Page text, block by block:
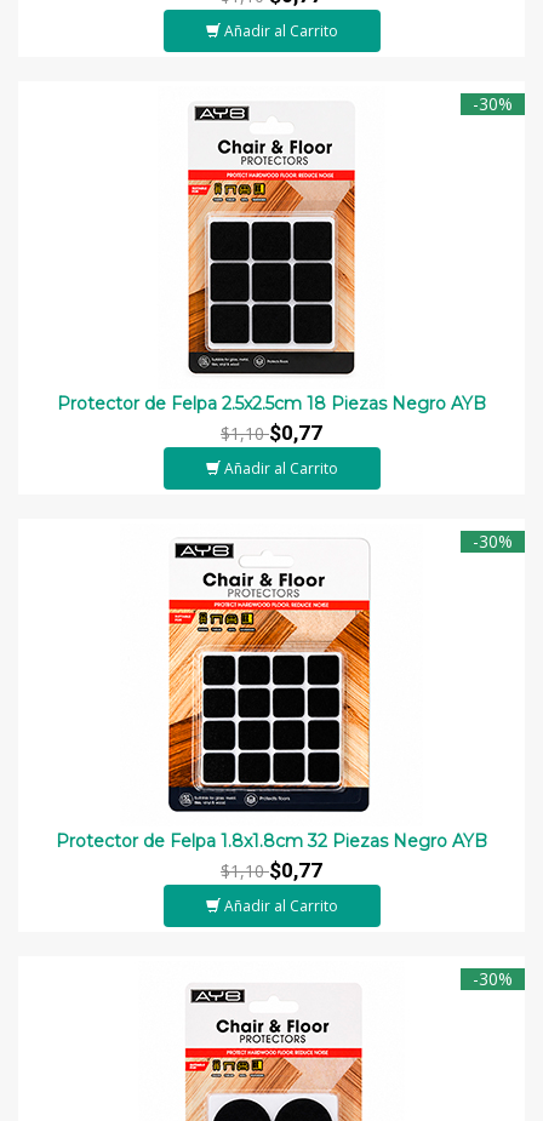
Añadir al Carrito
-30%
Protector de Felpa 2.5x2.5cm 18 Piezas Negro AYB
$1,10$0,77
Añadir al Carrito
-30%
Protector de Felpa 1.8x1.8cm 32 Piezas Negro AYB
$1,10$0,77
Añadir al Carrito
-30%